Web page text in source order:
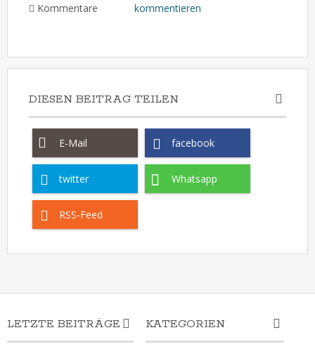
Kommentare
kommentieren
DIESEN BEITRAG TEILEN
E-Mail facebook
twitter Whatsapp
RSS-Feed
LETZTE BEITRÄGE KATEGORIEN